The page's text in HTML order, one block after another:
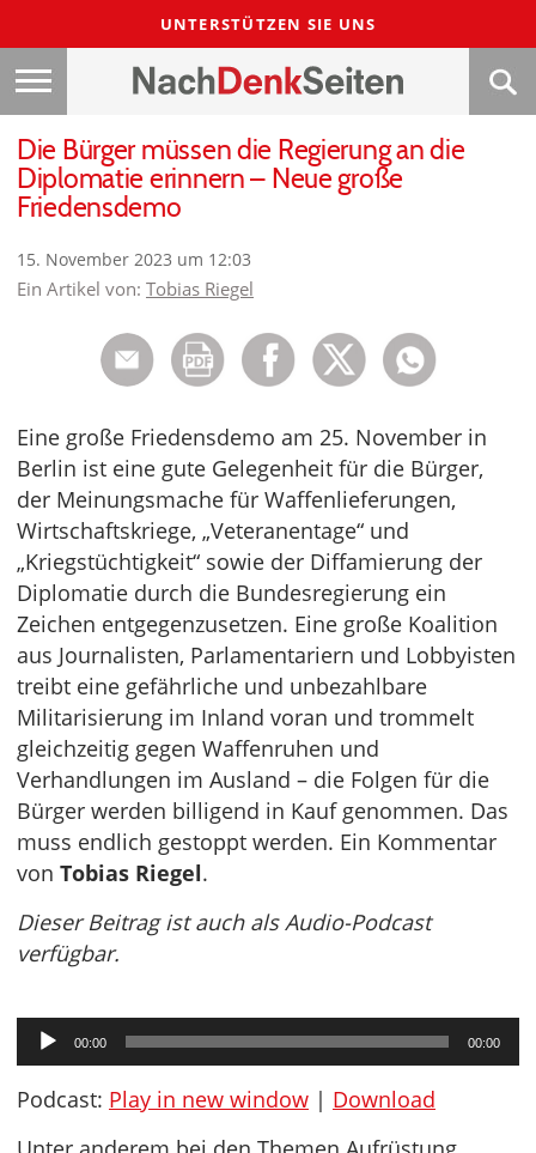
UNTERSTÜTZEN SIE UNS
Die Bürger müssen die Regierung an die
Diplomatie erinnern – Neue große
Friedensdemo
15. November 2023 um 12:03
Ein Artikel von: Tobias Riegel
Eine große Friedensdemo am 25. November in
Berlin ist eine gute Gelegenheit für die Bürger,
der Meinungsmache für Waffenlieferungen,
Wirtschaftskriege, „Veteranentage“ und
„Kriegstüchtigkeit“ sowie der Diffamierung der
Diplomatie durch die Bundesregierung ein
Zeichen entgegenzusetzen. Eine große Koalition
aus Journalisten, Parlamentariern und Lobbyisten
treibt eine gefährliche und unbezahlbare
Militarisierung im Inland voran und trommelt
gleichzeitig gegen Waffenruhen und
Verhandlungen im Ausland – die Folgen für die
Bürger werden billigend in Kauf genommen. Das
muss endlich gestoppt werden. Ein Kommentar
von Tobias Riegel.
Dieser Beitrag ist auch als Audio-Podcast
verfügbar.
Audio-
Player
00:00 00:00
Podcast: Play in new window | Download